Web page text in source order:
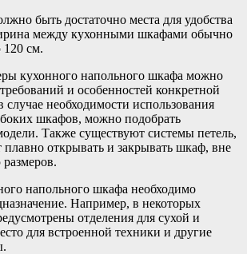
быть достаточно места для удобства
между кухонными шкафами обычно
120 см.
кухонного напольного шкафа можно
и особенностей конкретной
необходимости использования
шкафов, можно подобрать
Также существуют системы петель,
плавно открывать и закрывать шкаф, вне
размеров.
напольного шкафа необходимо
Например, в некоторых
отделения для сухой и
для встроенной техники и другие